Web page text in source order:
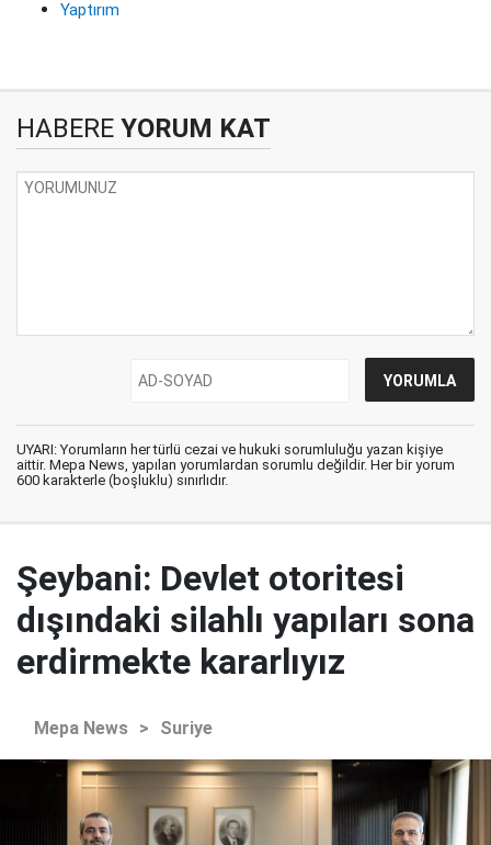
Yaptırım
HABERE YORUM KAT
UYARI: Yorumların her türlü cezai ve hukuki sorumluluğu yazan kişiye
aittir. Mepa News, yapılan yorumlardan sorumlu değildir. Her bir yorum
600 karakterle (boşluklu) sınırlıdır.
Şeybani: Devlet otoritesi
dışındaki silahlı yapıları sona
erdirmekte kararlıyız
Mepa News > Suriye